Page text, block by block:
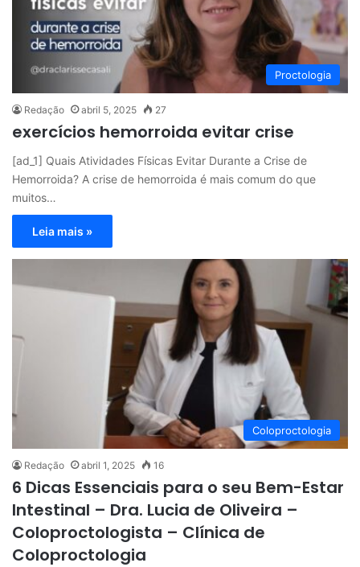
Proctologia
Redação abril 5, 2025 27
exercícios hemorroida evitar crise
[ad_1] Quais Atividades Físicas Evitar Durante a Crise de
Hemorroida? A crise de hemorroida é mais comum do que
muitos…
Leia mais »
Coloproctologia
Redação abril 1, 2025 16
6 Dicas Essenciais para o seu Bem-Estar
Intestinal – Dra. Lucia de Oliveira –
Coloproctologista – Clínica de
Coloproctologia